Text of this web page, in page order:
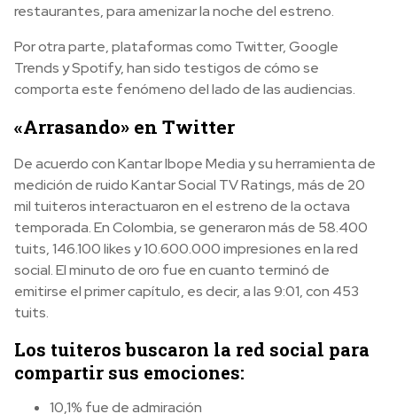
restaurantes, para amenizar la noche del estreno.
Por otra parte, plataformas como Twitter, Google
Trends y Spotify, han sido testigos de cómo se
comporta este fenómeno del lado de las audiencias.
«Arrasando» en Twitter
De acuerdo con Kantar Ibope Media y su herramienta de
medición de ruido Kantar Social TV Ratings, más de 20
mil tuiteros interactuaron en el estreno de la octava
temporada. En Colombia, se generaron más de 58.400
tuits, 146.100 likes y 10.600.000 impresiones en la red
social. El minuto de oro fue en cuanto terminó de
emitirse el primer capítulo, es decir, a las 9:01, con 453
tuits.
Los tuiteros buscaron la red social para
compartir sus emociones:
10,1% fue de admiración